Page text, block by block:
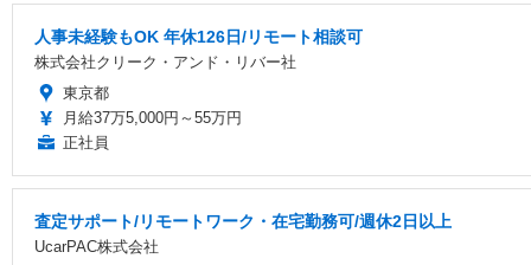
人事未経験もOK 年休126日/リモート相談可
株式会社クリーク・アンド・リバー社
東京都
月給37万5,000円～55万円
正社員
査定サポート/リモートワーク・在宅勤務可/週休2日以上
UcarPAC株式会社